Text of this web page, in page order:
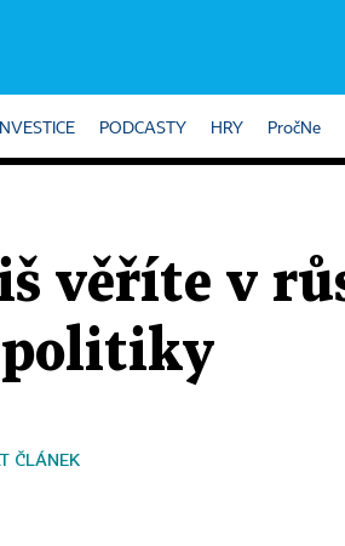
INVESTICE PODCASTY HRY PročNe
věříte v
politiky
ČLÁNEK